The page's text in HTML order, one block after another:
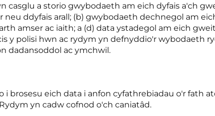
casglu a storio gwybodaeth am eich dyfais a'ch
ddyfais arall; (b) gwybodaeth dechnegol am
amser ac iaith; a (d) data ystadegol am eich
y polisi hwn ac rydym yn defnyddio'r wybodaeth
dadansoddol ac ymchwil.
eich data i anfon cyfathrebiadau o'r fath
yn cadw cofnod o'ch caniatâd.